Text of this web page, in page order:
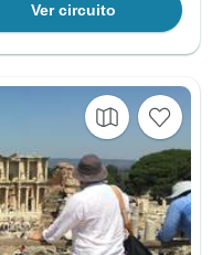
Ver circuito